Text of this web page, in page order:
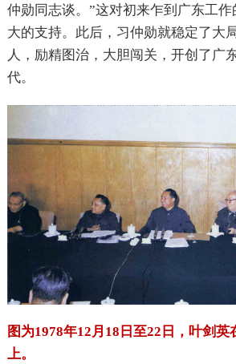
仲勋同志谈。”这对初来乍到广东工
大的支持。此后，习仲勋就稳定了大
人，励精图治，大胆闯关，开创了广
代。
图为1978年12月18日至22日，叶剑
上。